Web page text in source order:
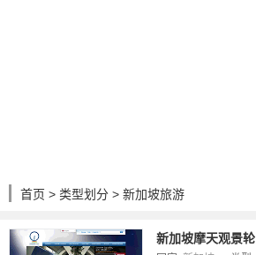
首页 > 类型划分 > 新加坡旅游
新加坡摩天观景轮